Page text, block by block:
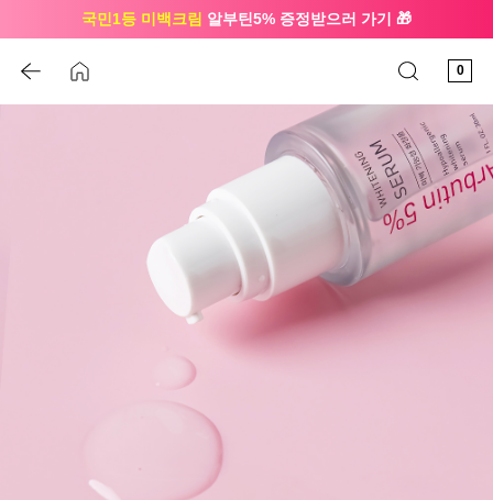
국민1등 미백크림 알부틴5% 증정받으러 가기 🎁
0